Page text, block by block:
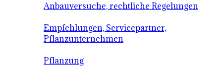
Anbauversuche, rechtliche Regelungen
Empfehlungen, Servicepartner,
Pflanzunternehmen
Pflanzung